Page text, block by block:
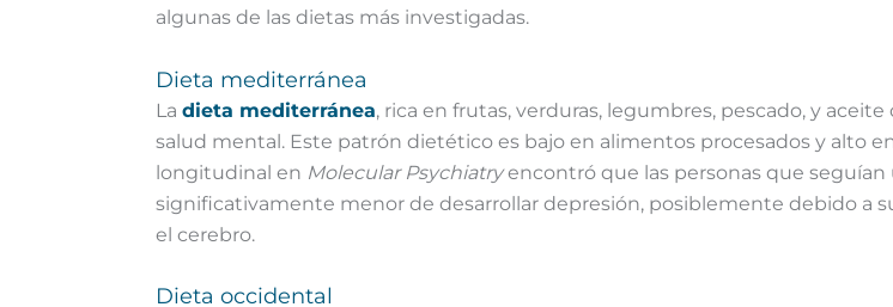
algunas de las dietas más investigadas.
Dieta mediterránea
La dieta mediterránea, rica en frutas, verduras, legumbres, pescado, y
salud mental. Este patrón dietético es bajo en alimentos procesados y alto
longitudinal en Molecular Psychiatryencontró que las personas que
significativamente menor de desarrollar depresión, posiblemente debido a
el cerebro.
Dieta occidental